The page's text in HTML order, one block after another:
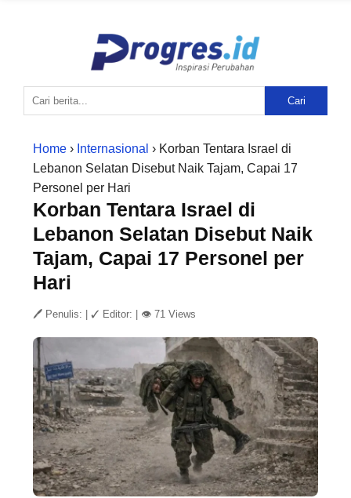
Cari
Home › Internasional › Korban Tentara Israel di
Lebanon Selatan Disebut Naik Tajam, Capai 17
Personel per Hari
Korban Tentara Israel di
Lebanon Selatan Disebut Naik
Tajam, Capai 17 Personel per
Hari
🖊 Penulis: ✓ Editor: 👁 71 Views